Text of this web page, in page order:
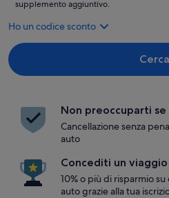
supplemento aggiuntivo.
Ho un codice sconto
Cerca
Non preoccuparti se
Cancellazione senza
auto
Concediti un
10% o più di risparmio
auto grazie alla tua